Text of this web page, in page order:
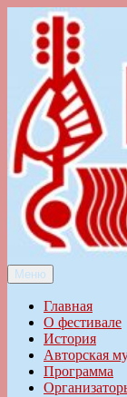
Перейти
содержимому
Ильменский
Меню
Главная
О фестивале
История
Авторская
Программа